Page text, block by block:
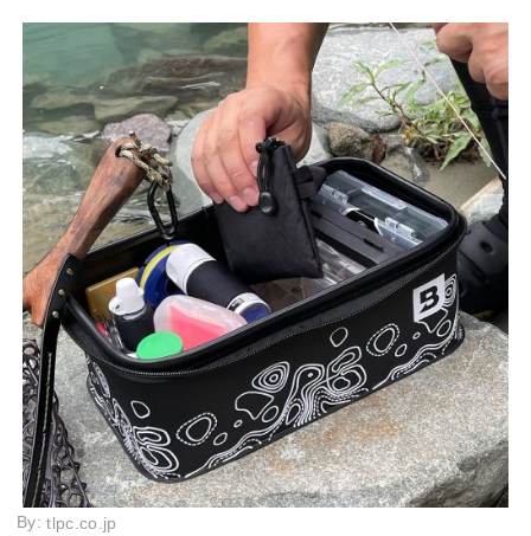
By:tlpc.co.jp